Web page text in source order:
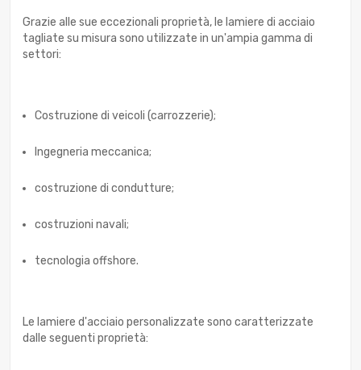
Grazie alle sue eccezionali proprietà, le lamiere di acciaio
tagliate su misura sono utilizzate in un'ampia gamma di
settori:
Costruzione di veicoli (carrozzerie);
Ingegneria meccanica;
costruzione di condutture;
costruzioni navali;
tecnologia offshore.
Le lamiere d'acciaio personalizzate sono caratterizzate
dalle seguenti proprietà: